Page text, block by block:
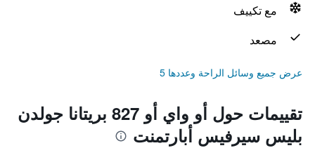
مع تكييف
مصعد
عرض جميع وسائل الراحة وعددها 5
تقييمات حول أو واي أو 827 بريتانا جولدن
بليس سيرفيس أبارتمنت